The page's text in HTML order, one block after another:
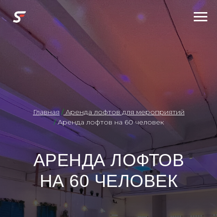
АРЕНДА ЛОФТОВ
НА 60 ЧЕЛОВЕК
Главная /Аренда лофтов для мероприятий
/Аренда лофтов на 60 человек